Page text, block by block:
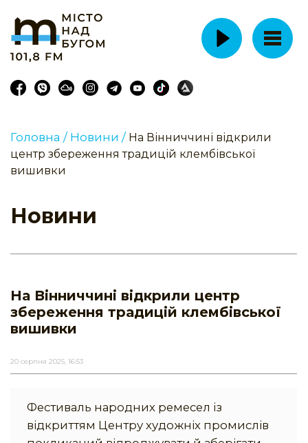
Головна / Новини / На Вінниччині відкрили
центр збереження традицій клембівської
вишивки
Новини
На Вінниччині відкрили центр
збереження традицій клембівської
вишивки
20 серпня 2025, 16:53
Фестиваль народних ремесел із
відкриттям Центру художніх промислів